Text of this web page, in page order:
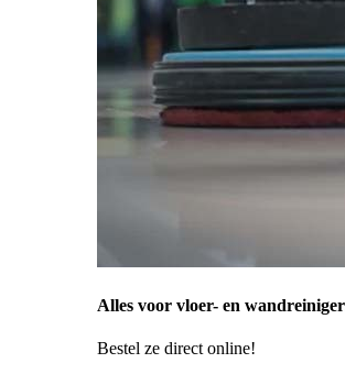
Alles voor vloer- en
Bestel ze direct online!